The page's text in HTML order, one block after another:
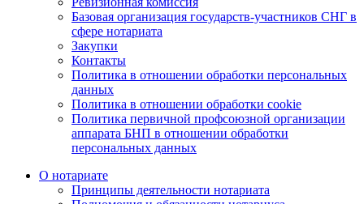
Базовая организация государств-участников СНГ в
сфере нотариата
Закупки
Контакты
Политика в отношении обработки персональных
данных
Политика в отношении обработки cookie
Политика первичной профсоюзной организации
аппарата БНП в отношении обработки
персональных данных
О нотариате
Принципы деятельности нотариата